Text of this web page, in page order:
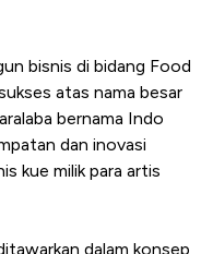
bisnis di bidang Food
atas nama besar
bernama Indo
dan inovasi
kue milik para artis
dalam konsep